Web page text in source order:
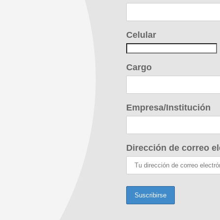
Celular
Cargo
Empresa/Institución
Dirección de correo